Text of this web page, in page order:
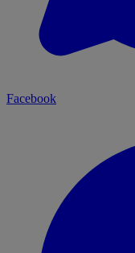
Facebook